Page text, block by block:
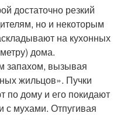
достаточно резкий
но и некоторым
на кухонных
дома.
запахом, вызывая
жильцов». Пучки
по дому и его покидают
с мухами. Отпугивая